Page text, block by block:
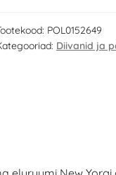
POL0152649
Diivanid ja